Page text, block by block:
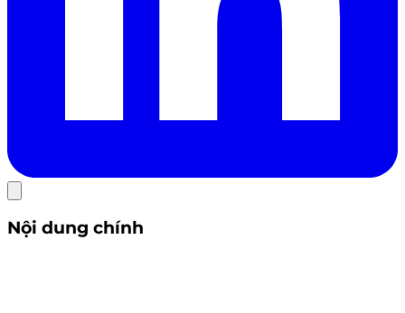
Nội dung chính